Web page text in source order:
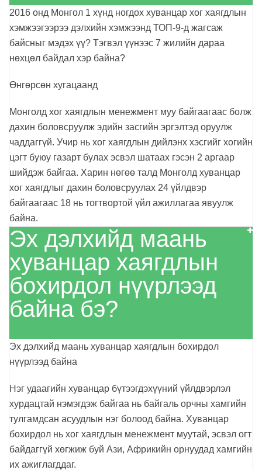
2016 онд Монгол 1 хүнд ногдох хуванцар хог хаягдлын
хэмжээгээрээ дэлхийн хэмжээнд ТОП-9-д жагсаж
байсныг мэдэх үү? Тэгвэл үүнээс 7 жилийн дараа
нөхцөл байдал хэр байна?
Өнгөрсөн хугацаанд
Монголд хог хаягдлын менежмент муу байгаагаас болж
дахин боловсруулж эдийн засгийн эргэлтэд оруулж
чаддаггүй. Учир нь хог хаягдлын дийлэнх хэсгийг хогийн
цэгт буюу газарт булах эсвэл шатаах гэсэн 2 аргаар
шийдэж байгаа. Харин нөгөө талд Монголд хуванцар
хог хаягдлыг дахин боловсруулах 24 үйлдвэр
байгаагаас 18 нь тогтвортой үйл ажиллагаа явуулж
байна.
Эх дэлхийд маань
хуванцар хаягдлын
бохирдол нүүрлээд
байна бэ?
Эх дэлхийд маань хуванцар хаягдлын бохирдол
нүүрлээд байна
Нэг удаагийн хуванцар бүтээгдэхүүний үйлдвэрлэл
хурдацтай нэмэгдэж байгаа нь байгаль орчны хамгийн
тулгамдсан асуудлын нэг болоод байна. Хуванцар
бохирдол нь хог хаягдлын менежмент муутай, эсвэл огт
байдаггүй хөгжиж буй Ази, Африкийн орнуудад хамгийн
их ажиглагддаг.